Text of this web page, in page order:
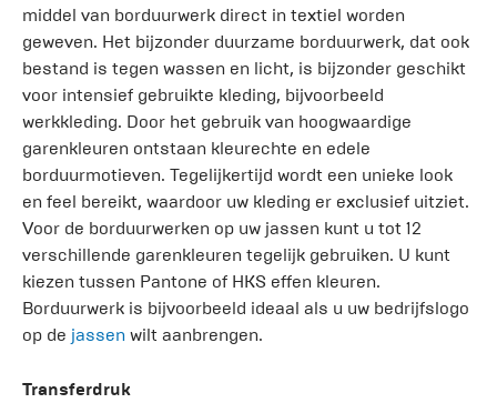
middel van borduurwerk direct in textiel worden
geweven. Het bijzonder duurzame borduurwerk, dat ook
bestand is tegen wassen en licht, is bijzonder geschikt
voor intensief gebruikte kleding, bijvoorbeeld
werkkleding. Door het gebruik van hoogwaardige
garenkleuren ontstaan kleurechte en edele
borduurmotieven. Tegelijkertijd wordt een unieke look
en feel bereikt, waardoor uw kleding er exclusief uitziet.
Voor de borduurwerken op uw jassen kunt u tot 12
verschillende garenkleuren tegelijk gebruiken. U kunt
kiezen tussen Pantone of HKS effen kleuren.
Borduurwerk is bijvoorbeeld ideaal als u uw bedrijfslogo
op de jassen wilt aanbrengen.
Transferdruk